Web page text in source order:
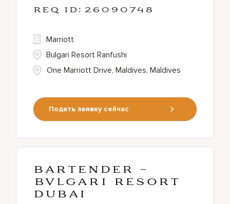
26090748
One Marriott Drive, Maldives, Maldives
Marriott
Bulgari Resort Ranfushi
Подать заявку сейчас
Bartender -
BVLGARI Resort
Dubai